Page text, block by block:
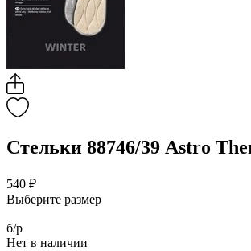
Стельки 88746/39 Astro
540 ₽
Выберите размер
б/р
Нет в наличии